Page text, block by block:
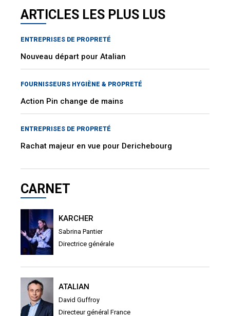
ARTICLES LES PLUS LUS
ENTREPRISES DE PROPRETÉ
Nouveau départ pour Atalian
FOURNISSEURS HYGIÈNE & PROPRETÉ
Action Pin change de mains
ENTREPRISES DE PROPRETÉ
Rachat majeur en vue pour Derichebourg
CARNET
KARCHER
Sabrina Pantier
Directrice générale
ATALIAN
David Guffroy
Directeur général France